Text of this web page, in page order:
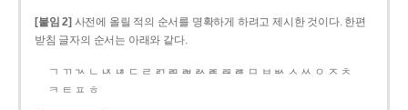
[붙임 2] 사전에 올릴 적의 순서를 명확하게 하려고 제시한 것이다. 한편
받침 글자의 순서는 아래와 같다.
ㄱ ㄲ ㄳ ㄴ ㄵ ㄶ ㄷ ㄹ ㄺ ㄻ ㄼ ㄽ ㄾ ㄿ ㅀ ㅁ ㅂ ㅄ ㅅ ㅆ ㅇ ㅈ ㅊ
ㅋ ㅌ ㅍ ㅎ